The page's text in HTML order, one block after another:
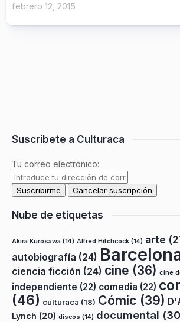
febrero 12, 2015
Suscríbete a Culturaca
Tu correo electrónico:
Nube de etiquetas
Akira Kurosawa (14) Alfred Hitchcock (14) arte
autobiografía (24)
ciencia ficción (24) cine (36) cine
independiente (22) comedia (22)
(46) culturaca (18) Cómic (39)
Lynch (20) discos (14) documental